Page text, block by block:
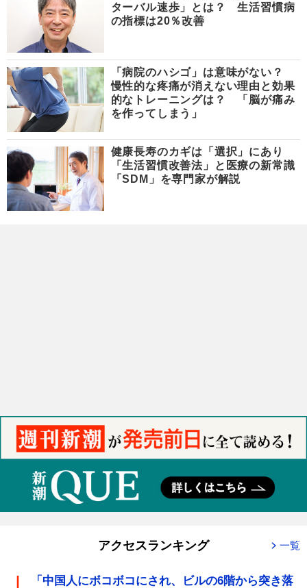
ターバル速歩」とは？ 生活習慣病
の指標は20％改善
「病院のハシゴ」は意味がない？
慢性的な疼痛が消えない理由と効果
的なトレーニングは？ 「脳が痛み
を作ってしまう」
健康長寿のカギは「選択」にあり
「生活習慣改善法」と医療の新常識
「SDM」を専門家が解説
アクセスランキング 一覧
「中国人にボコボコにされ、ビルの6階から突き落